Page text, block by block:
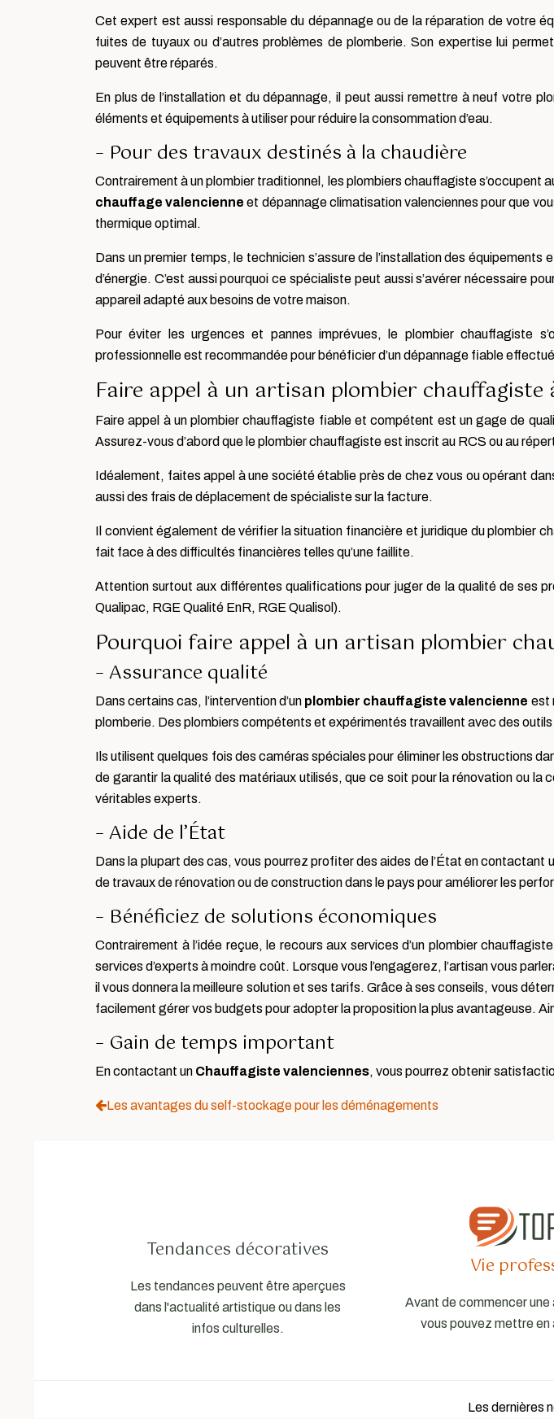
Cet expert est aussi responsable du dépannage ou de la réparation de votre
fuites de tuyaux ou d’autres problèmes de plomberie. Son expertise lui
peuvent être réparés.
En plus de l’installation et du dépannage, il peut aussi remettre à neuf votre
éléments et équipements à utiliser pour réduire la consommation d’eau.
– Pour des travaux destinés à la chaudière
Contrairement à un plombier traditionnel, les plombiers chauffagiste
chauffage valencienne et dépannage climatisation valenciennes pour que
thermique optimal.
Dans un premier temps, le technicien s’assure de l’installation des
d’énergie. C’est aussi pourquoi ce spécialiste peut aussi s’avérer nécessaire
appareil adapté aux besoins de votre maison.
Pour éviter les urgences et pannes imprévues, le plombier chauffagiste
professionnelle est recommandée pour bénéficier d’un dépannage fiable
Faire appel à un artisan plombier
Faire appel à un plombier chauffagiste fiable et compétent est un gage de
Assurez-vous d’abord que le plombier chauffagiste est inscrit au RCS ou au
Idéalement, faites appel à une société établie près de chez vous ou opérant
aussi des frais de déplacement de spécialiste sur la facture.
Il convient également de vérifier la situation financière et juridique du plombier
fait face à des difficultés financières telles qu’une faillite.
Attention surtout aux différentes qualifications pour juger de la qualité de ses
Qualipac, RGE Qualité EnR, RGE Qualisol).
Pourquoi faire appel à un artisan plombier
– Assurance qualité
Dans certains cas, l’intervention d’un plombier chauffagiste valencienne est
plomberie. Des plombiers compétents et expérimentés travaillent avec des
Ils utilisent quelques fois des caméras spéciales pour éliminer les obstructions
de garantir la qualité des matériaux utilisés, que ce soit pour la rénovation ou
véritables experts.
– Aide de l’État
Dans la plupart des cas, vous pourrez profiter des aides de l’État en contactant
de travaux de rénovation ou de construction dans le pays pour améliorer les
– Bénéficiez de solutions économiques
Contrairement à l’idée reçue, le recours aux services d’un plombier
services d’experts à moindre coût. Lorsque vous l’engagerez, l’artisan vous
il vous donnera la meilleure solution et ses tarifs. Grâce à ses conseils, vous
facilement gérer vos budgets pour adopter la proposition la plus avantageuse.
– Gain de temps important
En contactant un Chauffagiste valenciennes, vous pourrez obtenir
Les avantages du self-stockage pour les déménagements
Tendances décoratives
Les tendances peuvent être aperçues
dans l'actualité artistique ou dans les
infos culturelles.
Vie
Avant de commencer
vous pouvez mettre en
Les dernières